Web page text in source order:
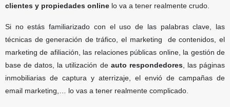
clientes y propiedades online lo va a tener realmente crudo.
Si no estás familiarizado con el uso de las palabras clave, las
técnicas de generación de tráfico, el marketing de contenidos, el
marketing de afiliación, las relaciones públicas online, la gestión de
base de datos, la utilización de auto respondedores, las páginas
inmobiliarias de captura y aterrizaje, el envió de campañas de
email marketing,… lo vas a tener realmente complicado.